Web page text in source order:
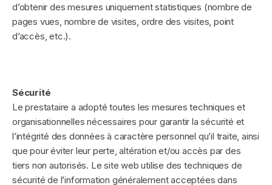
d’obtenir des mesures uniquement statistiques (nombre de
pages vues, nombre de visites, ordre des visites, point
d’accès, etc.).
Sécurité
Le prestataire a adopté toutes les mesures techniques et
organisationnelles nécessaires pour garantir la sécurité et
l’intégrité des données à caractère personnel qu’il traite, ainsi
que pour éviter leur perte, altération et/ou accès par des
tiers non autorisés. Le site web utilise des techniques de
sécurité de l’information généralement acceptées dans